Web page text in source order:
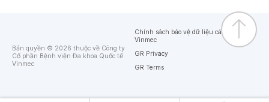
Bản quyền © 2026 thuộc về Công ty
Cổ phần Bệnh viện Đa khoa Quốc tế
Vinmec
Chính sách bảo vệ dữ liệu cá nhân của
Vinmec
GR Privacy
GR Terms